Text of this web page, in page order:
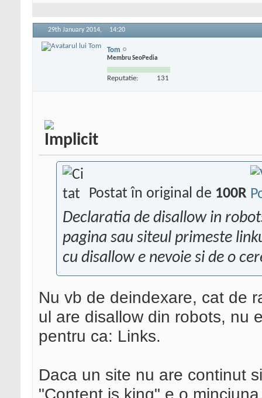
29th January 2014, 14:20
Tom
Membru SeoPedia
Reputatie: 131
Postat în original de 100R
Declaratia de disallow in
pagina sau siteul primeste
cu disallow e nevoie si de o
Nu vb de deindexare, cat de
ul are disallow din robots, nu
pentru ca: Links.
Daca un site nu are continut
"Content is king" e o